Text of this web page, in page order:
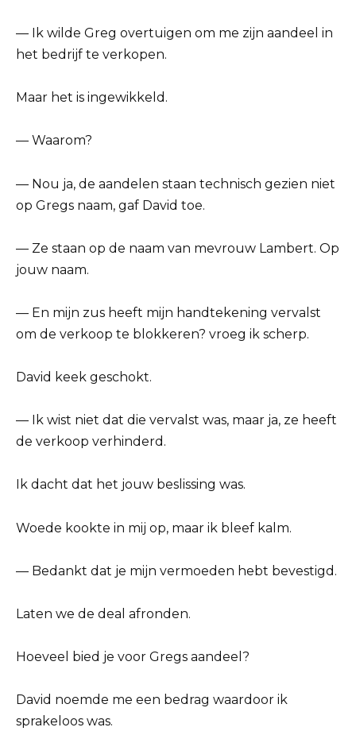
— Ik wilde Greg overtuigen om me zijn aandeel in
het bedrijf te verkopen.
Maar het is ingewikkeld.
— Waarom?
— Nou ja, de aandelen staan technisch gezien niet
op Gregs naam, gaf David toe.
— Ze staan op de naam van mevrouw Lambert. Op
jouw naam.
— En mijn zus heeft mijn handtekening vervalst
om de verkoop te blokkeren? vroeg ik scherp.
David keek geschokt.
— Ik wist niet dat die vervalst was, maar ja, ze heeft
de verkoop verhinderd.
Ik dacht dat het jouw beslissing was.
Woede kookte in mij op, maar ik bleef kalm.
— Bedankt dat je mijn vermoeden hebt bevestigd.
Laten we de deal afronden.
Hoeveel bied je voor Gregs aandeel?
David noemde me een bedrag waardoor ik
sprakeloos was.